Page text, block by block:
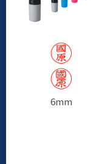
6mm